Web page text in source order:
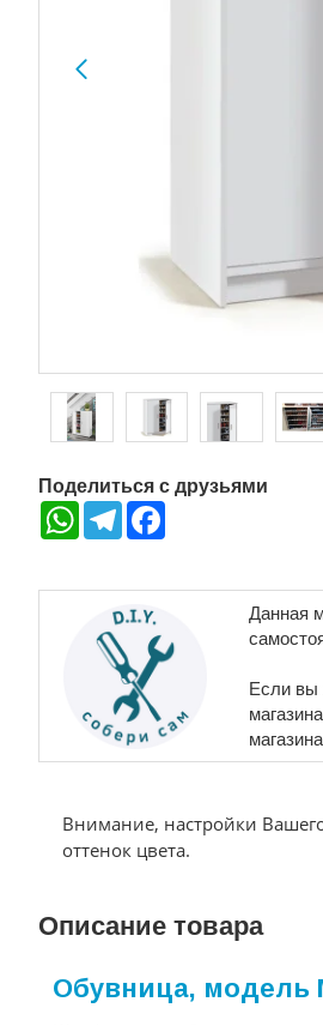
Поделиться с друзьями
WhatsAppTelegram
Данная
Если вы
Внимание, настройки
оттенок цвета.
Описание товара
Обувница, модель